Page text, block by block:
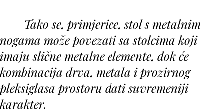
Tako se, primjerice, stol s metalnim
nogama može povezati sa stolcima koji
imaju slične metalne elemente, dok će
kombinacija drva, metala i prozirnog
pleksiglasa prostoru dati suvremeniji
karakter.